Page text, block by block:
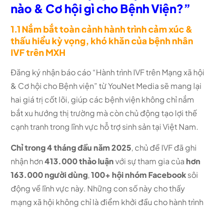
nào & Cơ hội gì cho Bệnh Viện?”
1.1 Nắm bắt toàn cảnh hành trình cảm xúc &
thấu hiểu kỳ vọng, khó khăn của bệnh nhân
IVF trên MXH
Đăng ký nhận báo cáo “Hành trình IVF trên Mạng xã hội
& Cơ hội cho Bệnh viện” từ YouNet Media sẽ mang lại
hai giá trị cốt lõi, giúp các bệnh viện không chỉ nắm
bắt xu hướng thị trường mà còn chủ động tạo lợi thế
cạnh tranh trong lĩnh vực hỗ trợ sinh sản tại Việt Nam.
Chỉ trong 4 tháng đầu năm 2025, chủ đề IVF đã ghi
nhận hơn413.000 thảo luậnvới sự tham gia của hơn
163.000 người dùng,100+ hội nhóm Facebooksôi
động về lĩnh vực này. Những con số này cho thấy
mạng xã hội không chỉ là điểm khởi đầu cho hành trình